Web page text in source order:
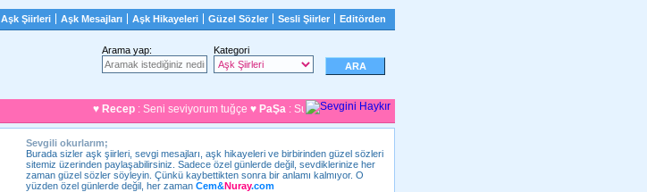
Aşk Şiirleri Aşk Mesajları Aşk Hikayeleri Güzel Sözler Sesli Şiirler Editörden
Arama yap: Kategori
Recep: Seni seviyorum tuğçe ♥PaŞa: Suyum Hayatım Omrumum Sevdıgım Baharım Tutkum Sevgi
Sevgili okurlarım;
Burada sizler aşk şiirleri, sevgi mesajları, aşk hikayeleri ve birbirinden güzel sözleri
sitemiz üzerinden paylaşabilirsiniz. Sadece özel günlerde değil, sevdiklerinize her
zaman güzel sözler söyleyin. Çünkü kaybettikten sonra bir anlamı kalmıyor. O
yüzden özel günlerde değil, her zaman Cem&Nuray.com